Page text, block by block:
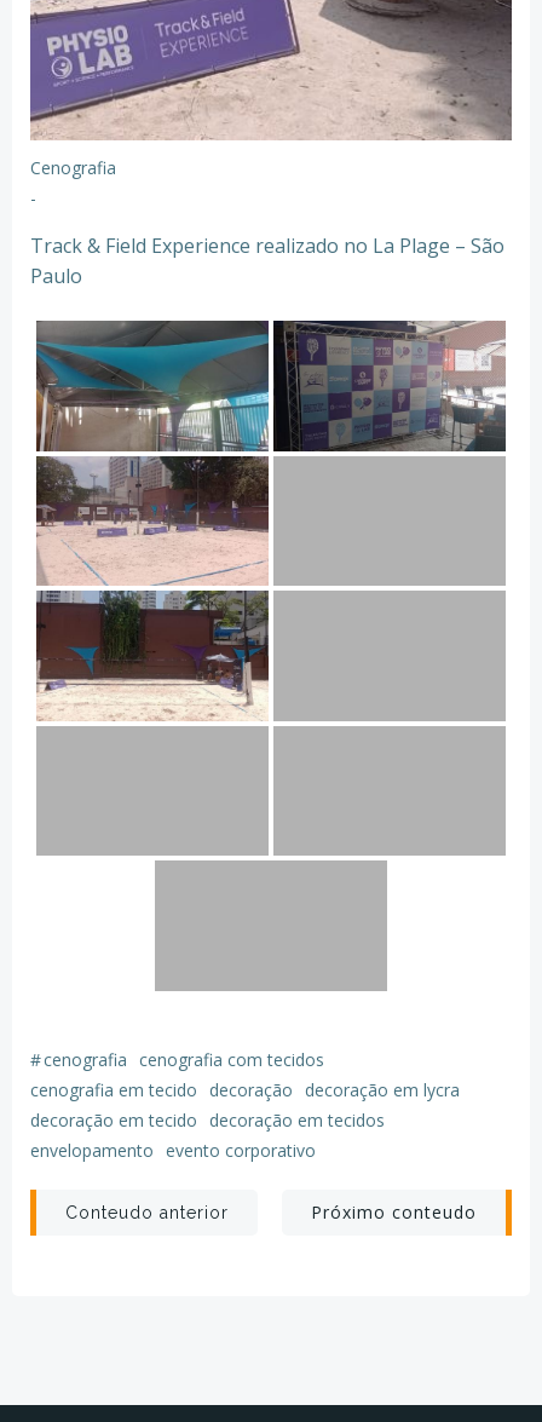
Cenografia
-
Track & Field Experience realizado no La Plage – São
Paulo
#cenografia cenografia com tecidos
cenografia em tecido
decoração
decoração em lycra
decoração em tecido
decoração em tecidos
envelopamento evento corporativo
Post
Conteudo anterior
Post
Próximo conteudo